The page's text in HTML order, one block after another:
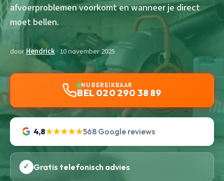
afvoerproblemen voorkomt en wanneer je direct
moet bellen.
doorHendrick· 10 november 2025
NU BEREIKBAAR
BEL 020 290 38 89
4,8★★★★★568 Google reviews
✓ Gratis telefonisch advies